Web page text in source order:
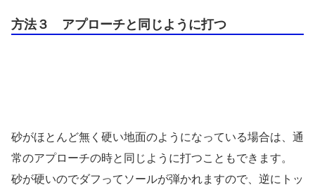
方法３ アプローチと同じように打つ
砂がほとんど無く硬い地面のようになっている場合は、通
常のアプローチの時と同じように打つこともできます。
砂が硬いのでダフってソールが弾かれますので、逆にトッ